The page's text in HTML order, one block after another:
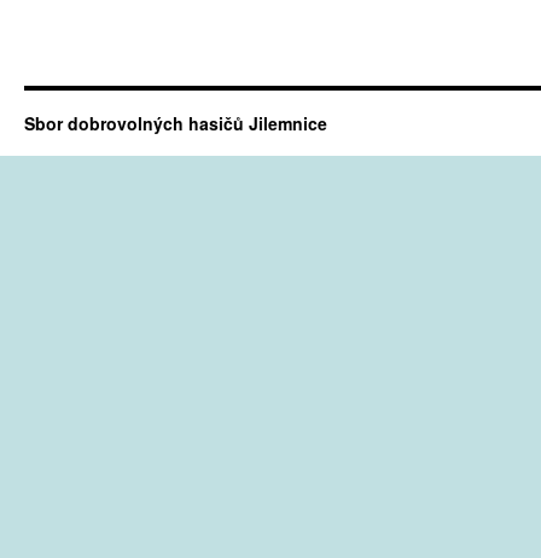
Sbor dobrovolných hasičů Jilemnice